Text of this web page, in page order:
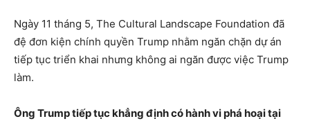
Ngày 11 tháng 5, The Cultural Landscape Foundation đã
đệ đơn kiện chính quyền Trump nhằm ngăn chặn dự án
tiếp tục triển khai nhưng không ai ngăn được việc Trump
làm.
Ông Trump tiếp tục khẳng định có hành vi phá hoại tại